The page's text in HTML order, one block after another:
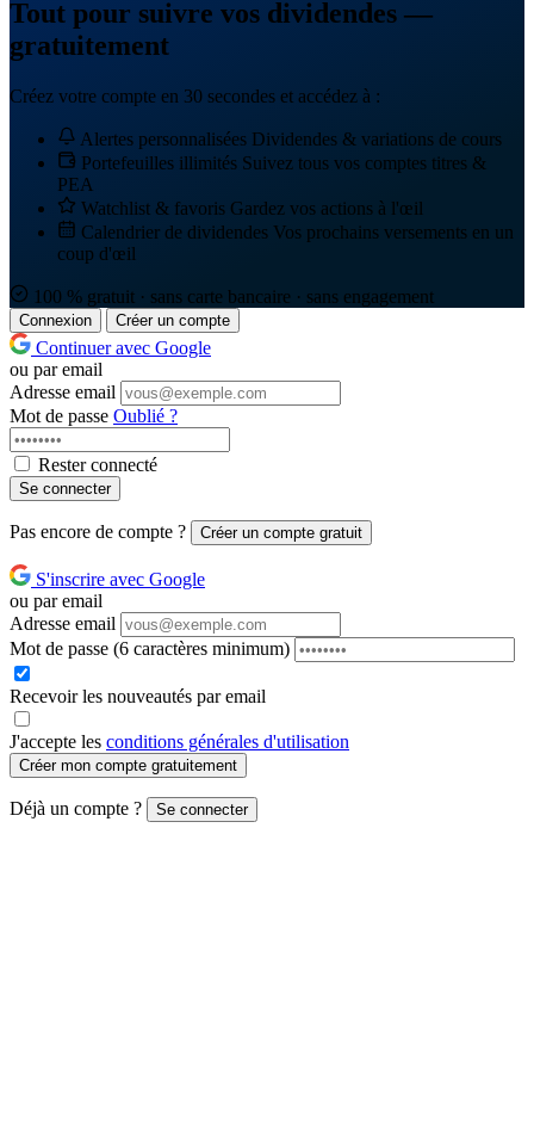
Tout pour suivre vos dividendes —
gratuitement
Créez votre compte en 30 secondes et accédez à :
Alertes personnalisées Dividendes & variations de cours
Portefeuilles illimités Suivez tous vos comptes titres &
PEA
Watchlist & favoris Gardez vos actions à l'œil
Calendrier de dividendes Vos prochains versements en un
coup d'œil
100 % gratuit · sans carte bancaire · sans engagement
Connexion Créer un compte
Continuer avec Google
ou par email
Adresse email
Mot de passe Oublié ?
Rester connecté
Se connecter
Pas encore de compte ? Créer un compte gratuit
S'inscrire avec Google
ou par email
Adresse email
Mot de passe (6 caractères minimum)
Recevoir les nouveautés par email
J'accepte les conditions générales d'utilisation
Créer mon compte gratuitement
Déjà un compte ? Se connecter